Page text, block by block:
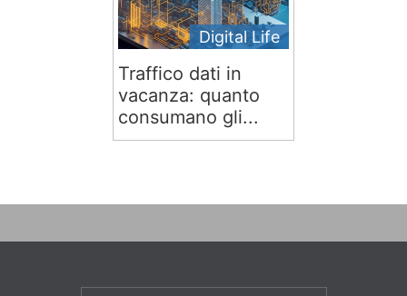
Digital Life
Traffico dati in
vacanza: quanto
consumano gli...